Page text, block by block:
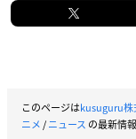
このページはkusuguru株
ニメ/ニュース の最新情